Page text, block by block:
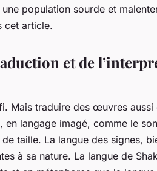
population sourde et
cet article.
et de
Mais traduire des œuvres
en langage imagé, comme le
de taille. La langue des signes,
à sa nature. La langue de